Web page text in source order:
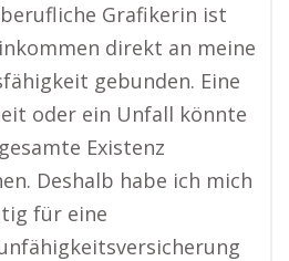
Grafikerin ist
direkt an meine
gebunden. Eine
oder ein Unfall könnte
Existenz
Deshalb habe ich mich
für eine